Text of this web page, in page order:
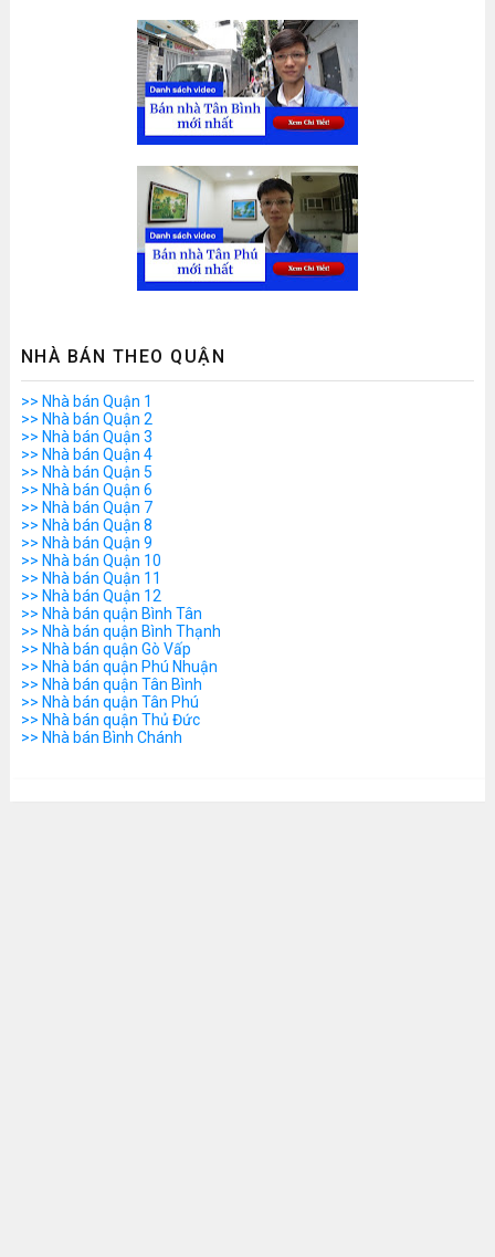
NHÀ BÁN THEO QUẬN
>> Nhà bán Quận 1
>> Nhà bán Quận 2
>> Nhà bán Quận 3
>> Nhà bán Quận 4
>> Nhà bán Quận 5
>> Nhà bán Quận 6
>> Nhà bán Quận 7
>> Nhà bán Quận 8
>> Nhà bán Quận 9
>> Nhà bán Quận 10
>> Nhà bán Quận 11
>> Nhà bán Quận 12
>> Nhà bán quận Bình Tân
>> Nhà bán quận Bình Thạnh
>> Nhà bán quận Gò Vấp
>> Nhà bán quận Phú Nhuận
>> Nhà bán quận Tân Bình
>> Nhà bán quận Tân Phú
>> Nhà bán quận Thủ Đức
>> Nhà bán Bình Chánh